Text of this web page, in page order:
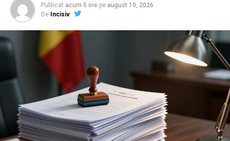
Publicat acum 5 ore pe august 10, 2026
De Incisiv